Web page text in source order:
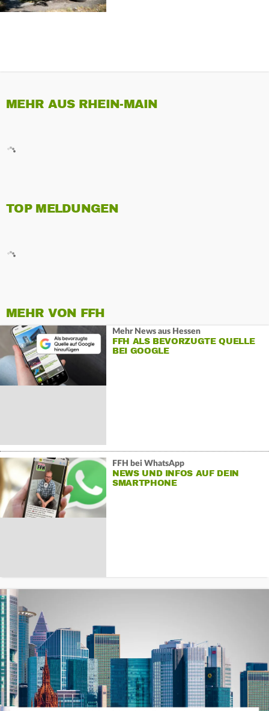
MEHR AUS RHEIN-MAIN
TOP MELDUNGEN
MEHR VON FFH
Mehr News aus Hessen
FFH ALS BEVORZUGTE QUELLE
BEI GOOGLE
FFH bei WhatsApp
NEWS UND INFOS AUF DEIN
SMARTPHONE